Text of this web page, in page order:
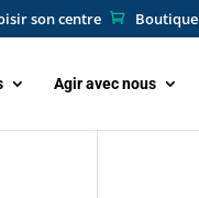
son centre Boutique
Agir avec nous